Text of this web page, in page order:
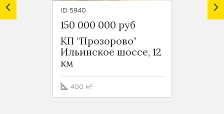
ID 5940
150 000 000 руб
КП "Прозорово"
Ильинское шоссе, 12
км
400 м²
ID 7126